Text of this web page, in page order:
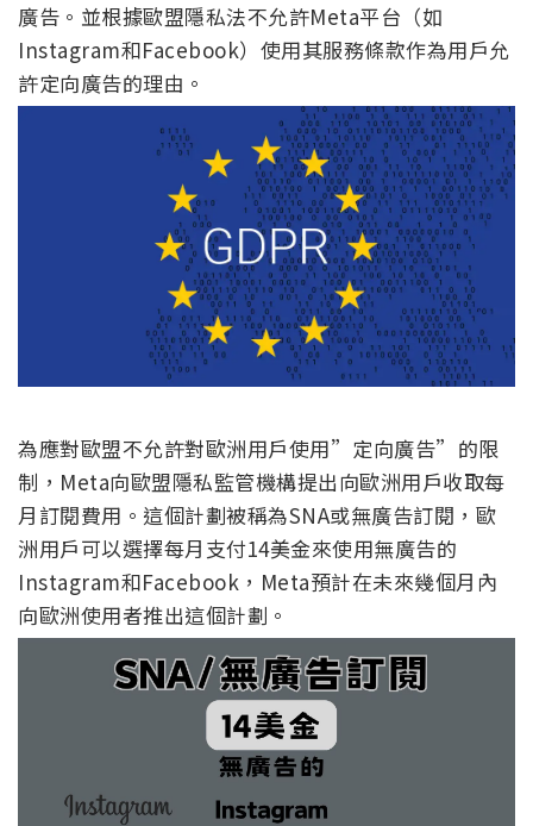
廣告。並根據歐盟隱私法不允許Meta平台（如
Instagram和Facebook）使用其服務條款作為用戶允
許定向廣告的理由。
為應對歐盟不允許對歐洲用戶使用”定向廣告”的限
制，Meta向歐盟隱私監管機構提出向歐洲用戶收取每
月訂閱費用。這個計劃被稱為SNA或無廣告訂閱，歐
洲用戶可以選擇每月支付14美金來使用無廣告的
Instagram和Facebook，Meta預計在未來幾個月內
向歐洲使用者推出這個計劃。